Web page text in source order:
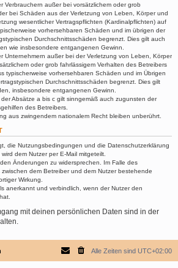
Verbrauchern außer bei vorsätzlichem oder grob
bei Schäden aus der Verletzung von Leben, Körper und
wesentlicher Vertragspflichten (Kardinalpflichten) auf
vorhersehbaren Schäden und im übrigen der
Durchschnittsschäden begrenzt. Dies gilt auch
wie insbesondere entgangenen Gewinn.
Unternehmern außer bei der Verletzung von Leben, Körper
oder grob fahrlässigem Verhalten des Betreibers
typischerweise vorhersehbaren Schäden und im Übrigen
Durchschnittsschäden begrenzt. Dies gilt
insbesondere entgangenen Gewinn.
Absätze a bis c gilt sinngemäß auch zugunsten der
des Betreibers.
aus zwingendem nationalem Recht bleiben unberührt.
die Nutzungsbedingungen und die Datenschutzerklärung
dem Nutzer per E-Mail mitgeteilt.
Änderungen zu widersprechen. Im Falle des
zwischen dem Betreiber und dem Nutzer bestehende
Wirkung.
anerkannt und verbindlich, wenn der Nutzer den
mit deinen persönlichen Daten sind in der
Alle Zeiten sind UTC+02:00